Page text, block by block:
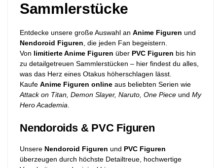
Sammlerstücke
Entdecke unsere große Auswahl an Anime Figuren und
Nendoroid Figuren , die jeden Fan begeistern.
Von limitierte Anime Figuren über PVC Figuren bis hin
zu detailgetreuen Sammlerstücken – hier findest du alles,
was das Herz eines Otakus höherschlagen lässt.
Kaufe Anime Figuren online aus beliebten Serien wie
Attack on Titan, Demon Slayer, Naruto, One Piece und My
Hero Academia
Nendoroids & PVC Figuren
Unsere Nendoroid Figuren und PVC Figuren
überzeugen durch höchste Detailtreue, hochwertige